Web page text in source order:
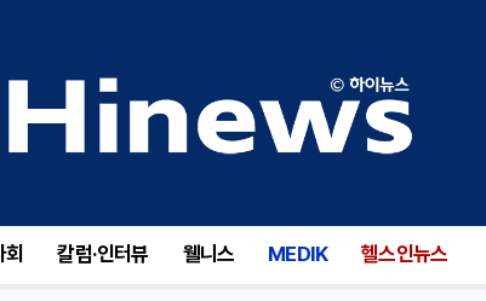
회 칼럼·인터뷰 웰니스 MEDIK 헬스인뉴스